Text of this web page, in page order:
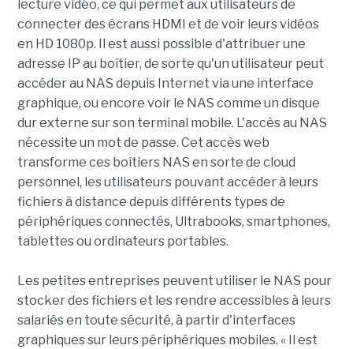
lecture vidéo, ce qui permet aux utilisateurs de
connecter des écrans HDMI et de voir leurs vidéos
en HD 1080p. Il est aussi possible d'attribuer une
adresse IP au boîtier, de sorte qu'un utilisateur peut
accéder au NAS depuis Internet via une interface
graphique, ou encore voir le NAS comme un disque
dur externe sur son terminal mobile. L'accès au NAS
nécessite un mot de passe. Cet accès web
transforme ces boîtiers NAS en sorte de cloud
personnel, les utilisateurs pouvant accéder à leurs
fichiers à distance depuis différents types de
périphériques connectés, Ultrabooks, smartphones,
tablettes ou ordinateurs portables.
Les petites entreprises peuvent utiliser le NAS pour
stocker des fichiers et les rendre accessibles à leurs
salariés en toute sécurité, à partir d'interfaces
graphiques sur leurs périphériques mobiles. « Il est